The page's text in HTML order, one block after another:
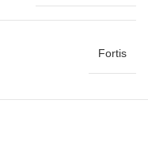
Fortis